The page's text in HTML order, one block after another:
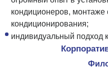
кондиционеров, монтаже
кондиционирования;
индивидуальный подход